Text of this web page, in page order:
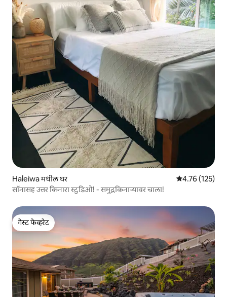
Haleiwa मधील घर 5 पैकी 4.76
4.76 (125)
सॉनासह उत्तर किनारा स्टुडिओ! - समुद्रकिनाऱ्यावर चाला!
गेस्ट फेव्हरेट
गेस्ट फेव्हरेट